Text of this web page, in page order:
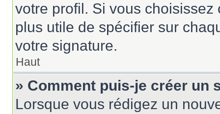
votre profil. Si vous
plus utile de spécifier sur
votre signature.
Haut
» Comment puis-je créer un
Lorsque vous rédigez un